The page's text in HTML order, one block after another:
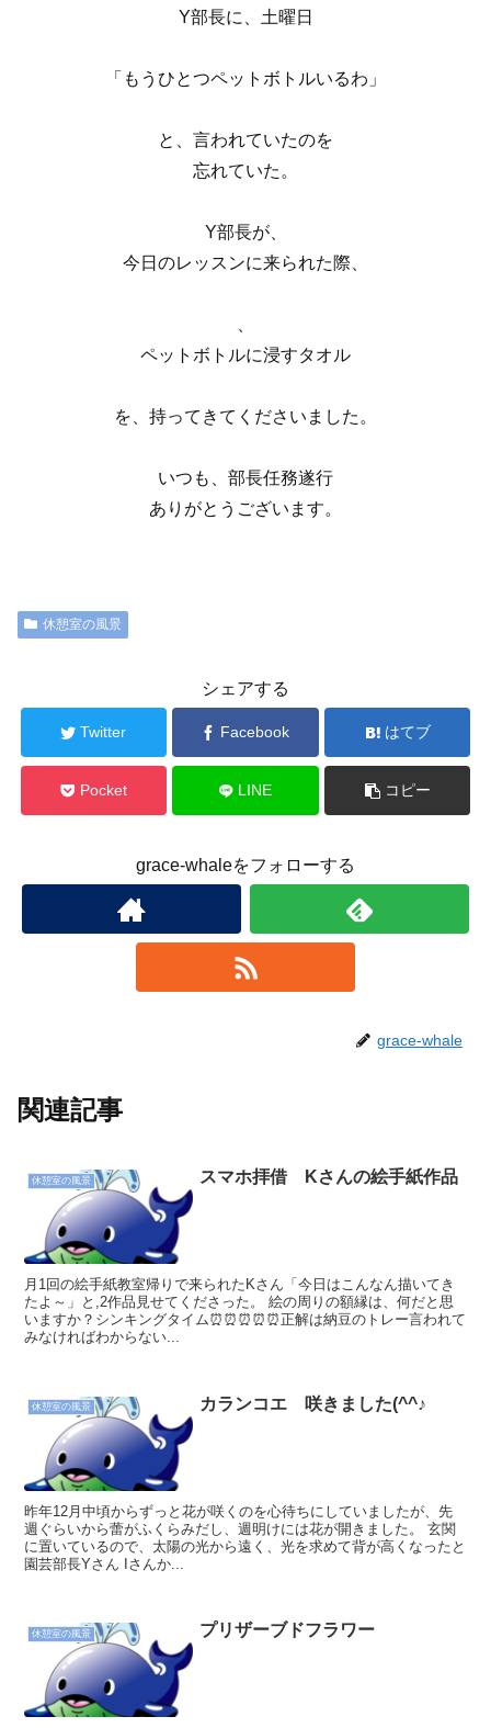
Y部長に、土曜日
「もうひとつペットボトルいるわ」
と、言われていたのを
忘れていた。
Y部長が、
今日のレッスンに来られた際、
ペットボトルに浸すタオル
を、持ってきてくださいました。
いつも、部長任務遂行
ありがとうございます。
休憩室の風景
シェアする
Twitter Facebook はてブ
Pocket LINE コピー
grace-whaleをフォローする
grace-whale
関連記事
休憩室の風景 スマホ拝借 Kさんの絵手紙作品
月1回の絵手紙教室帰りで来られたKさん「今日はこんなん描いてき
たよ～」と,2作品見せてくださった。 絵の周りの額縁は、何だと思
いますか？シンキングタイム⏰⏰⏰⏰⏰正解は納豆のトレー言われて
みなければわからない...
休憩室の風景 カランコエ 咲きました(^^♪
昨年12月中頃からずっと花が咲くのを心待ちにしていましたが、先
週ぐらいから蕾がふくらみだし、週明けには花が開きました。 玄関
に置いているので、太陽の光から遠く、光を求めて背が高くなったと
園芸部長Yさん Iさんか...
休憩室の風景 プリザーブドフラワー